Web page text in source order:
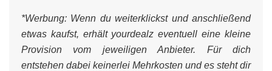
*Werbung: Wenn du weiterklickst und anschließend
etwas kaufst, erhält yourdealz eventuell eine kleine
Provision vom jeweiligen Anbieter. Für dich
entstehen dabei keinerlei Mehrkosten und es steht dir